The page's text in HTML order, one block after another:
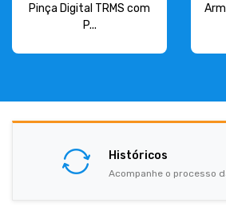
Pinça Digital TRMS com
P...
Históricos
Acompanhe o processo